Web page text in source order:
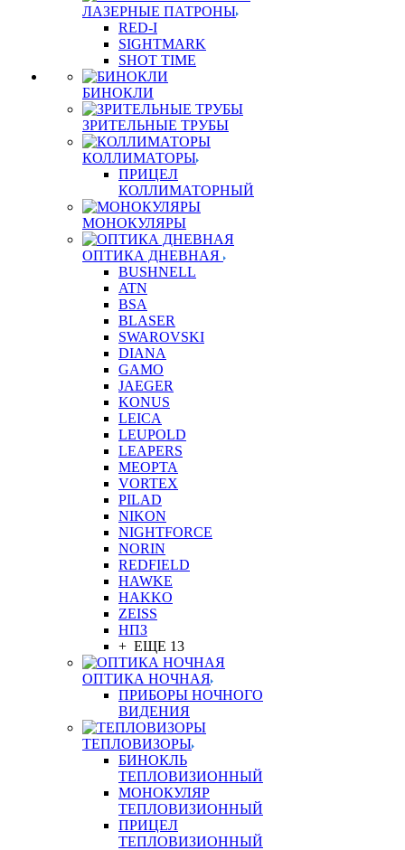
ЛАЗЕРНЫЕ ПАТРОНЫ
RED-I
SIGHTMARK
SHOT TIME
БИНОКЛИ
ЗРИТЕЛЬНЫЕ ТРУБЫ
КОЛЛИМАТОРЫ
ПРИЦЕЛ
КОЛЛИМАТОРНЫЙ
МОНОКУЛЯРЫ
ОПТИКА ДНЕВНАЯ
BUSHNELL
ATN
BSA
BLASER
SWAROVSKI
DIANA
GAMO
JAEGER
KONUS
LEICA
LEUPOLD
LEAPERS
MEOPTA
VORTEX
PILAD
NIKON
NIGHTFORCE
NORIN
REDFIELD
HAWKE
HAKKO
ZEISS
НПЗ
+ ЕЩЕ 13
ОПТИКА НОЧНАЯ
ПРИБОРЫ НОЧНОГО
ВИДЕНИЯ
ТЕПЛОВИЗОРЫ
БИНОКЛЬ
ТЕПЛОВИЗИОННЫЙ
МОНОКУЛЯР
ТЕПЛОВИЗИОННЫЙ
ПРИЦЕЛ
ТЕПЛОВИЗИОННЫЙ